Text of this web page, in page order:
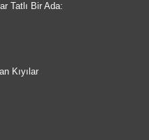
Tatlı Bir Ada:
Kıyılar